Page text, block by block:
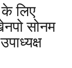
के लिए
सोनम